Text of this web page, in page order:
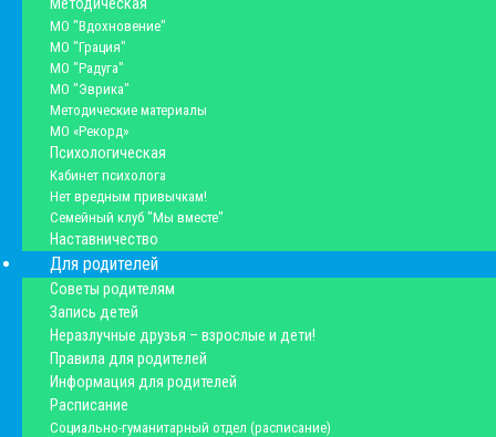
Методическая
МО "Вдохновение"
МО "Грация"
МО "Радуга"
МО "Эврика"
Методические материалы
МО «Рекорд»
Психологическая
Кабинет психолога
Нет вредным привычкам!
Семейный клуб "Мы вместе"
Наставничество
Для родителей
Советы родителям
Запись детей
Неразлучные друзья – взрослые и дети!
Правила для родителей
Информация для родителей
Расписание
Социально-гуманитарный отдел (расписание)